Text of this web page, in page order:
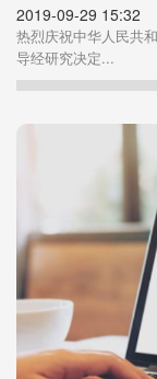
2019-09-29 15:32
热烈庆祝中华人民共
导经研究决定...